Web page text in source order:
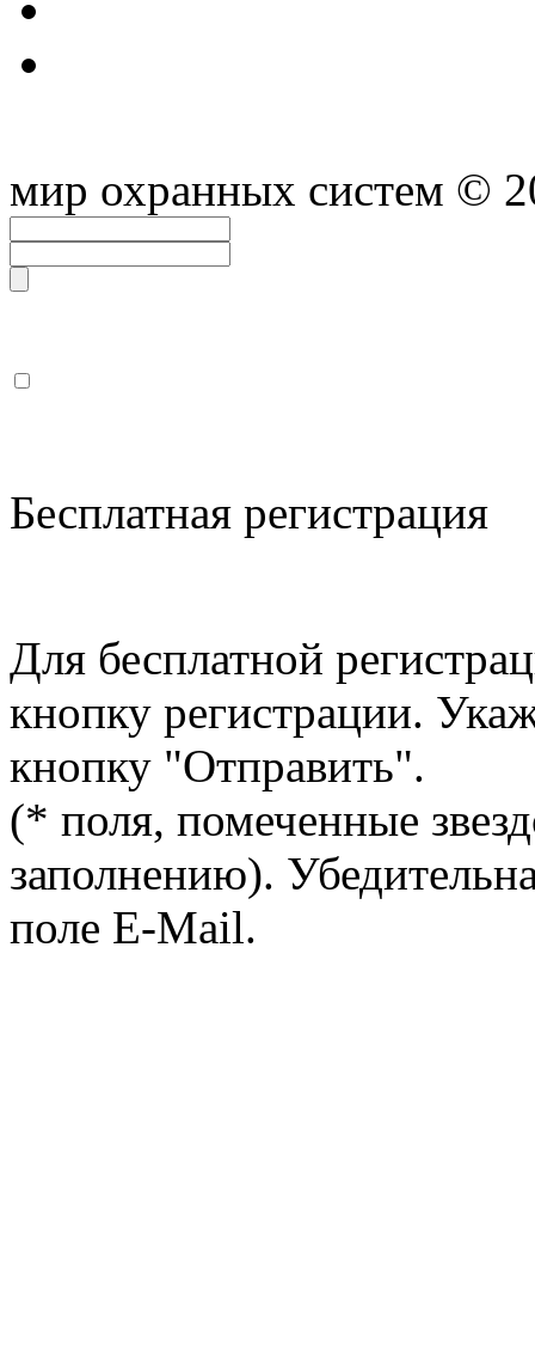
мир охранных систем ©
Бесплатная регистрация
Для бесплатной
кнопку регистрации.
кнопку "Отправить".
(* поля, помеченные
заполнению).
поле E-Mail.